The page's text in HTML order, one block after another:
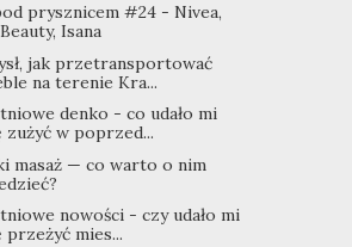
prysznicem #24 - Nivea,
Isana
jak przetransportować
na terenie Kra...
denko - co udało mi
zużyć w poprzed...
masaż — co warto o nim
nowości - czy udało mi
przeżyć mies...